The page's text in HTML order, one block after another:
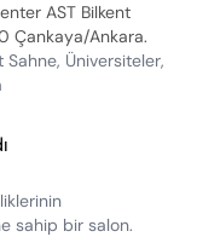
AST Bilkent
Çankaya/Ankara.
Sahne, Üniversiteler,
sahip bir salon.